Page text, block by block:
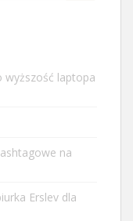
wyższość laptopa
na
Erslev dla